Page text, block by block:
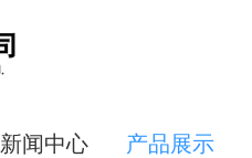
新闻中心 产品展示